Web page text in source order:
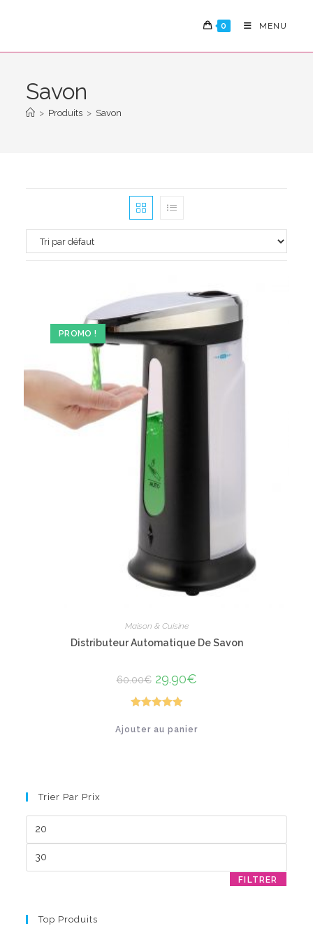
0 MENU
Savon
> Produits > Savon
PROMO !
Maison & Cuisine
Distributeur Automatique De Savon
60.00€ Le
prix
initial
était :
29.90€Le
sur 5
Ajouter au panier
Trier Par Prix
FILTRER
Top Produits